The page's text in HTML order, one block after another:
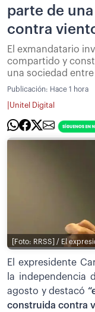
parte de
contra
El exmandatario
compartido y
una sociedad
Publicación: Hace 1 hora
Unitel Digital
[Foto: RRSS] / El
El expresidente
la independencia
agosto y destacó
construida contra